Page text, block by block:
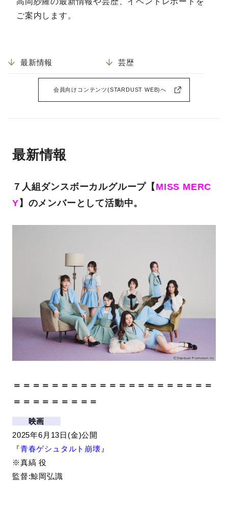
ご案内します。
最新情報 芸歴
会員向けコンテンツ(STARDUST WEB)へ
最新情報
７人組ダンスボーカルグループ【 MISS MERC
Y 】のメンバーとして活動中。
＝＝＝＝＝＝＝＝＝＝＝＝＝＝＝＝＝＝＝＝＝
＝＝＝＝＝＝＝＝＝
映画
2025年6月13日(金)公開
『青春ゲシュタルト崩壊 』
※真縞 役
監督:鯨岡弘識